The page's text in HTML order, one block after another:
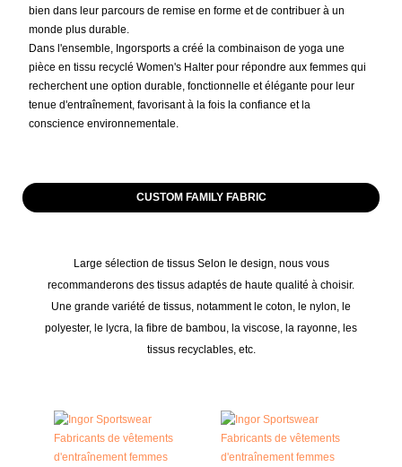
bien dans leur parcours de remise en forme et de contribuer à un
monde plus durable.
Dans l'ensemble, Ingorsports a créé la combinaison de yoga une
pièce en tissu recyclé Women's Halter pour répondre aux femmes qui
recherchent une option durable, fonctionnelle et élégante pour leur
tenue d'entraînement, favorisant à la fois la confiance et la
conscience environnementale.
CUSTOM FAMILY FABRIC
Large sélection de tissus Selon le design, nous vous
recommanderons des tissus adaptés de haute qualité à choisir.
Une grande variété de tissus, notamment le coton, le nylon, le
polyester, le lycra, la fibre de bambou, la viscose, la rayonne, les
tissus recyclables, etc.